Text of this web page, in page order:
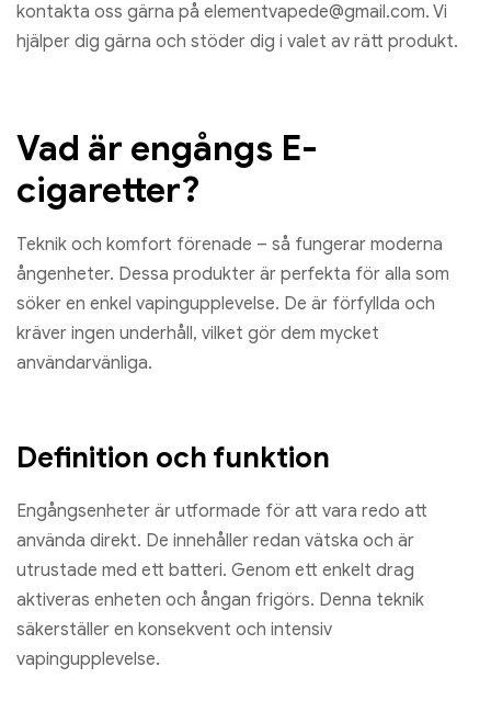
kontakta oss gärna på elementvapede@gmail.com. Vi
hjälper dig gärna och stöder dig i valet av rätt produkt.
Vad är engångs E-
cigaretter?
Teknik och komfort förenade – så fungerar moderna
ångenheter. Dessa produkter är perfekta för alla som
söker en enkel vapingupplevelse. De är förfyllda och
kräver ingen underhåll, vilket gör dem mycket
användarvänliga.
Definition och funktion
Engångsenheter är utformade för att vara redo att
använda direkt. De innehåller redan vätska och är
utrustade med ett batteri. Genom ett enkelt drag
aktiveras enheten och ångan frigörs. Denna teknik
säkerställer en konsekvent och intensiv
vapingupplevelse.